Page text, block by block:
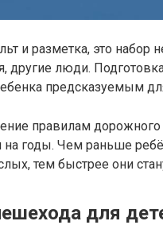
и разметка, это набор
другие люди.
предсказуемым
правилам
на годы. Чем раньше
тем быстрее они
для